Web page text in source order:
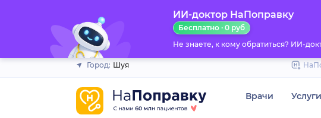
ИИ-доктор НаПоправку
Бесплатно · 0 руб
Не знаете, к кому обратиться? ИИ-
Город: Шуя
Врачи Услуги